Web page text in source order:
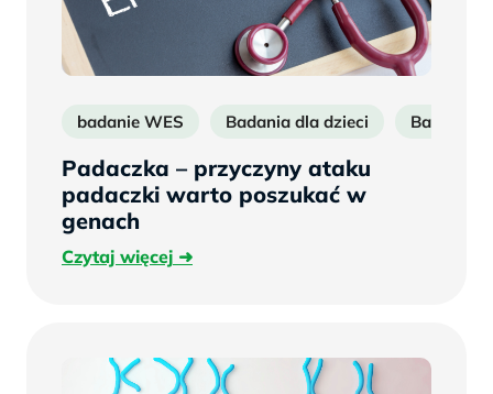
badanie WES Badania dla dzieci Badania
Padaczka – przyczyny ataku
padaczki warto poszukać w
genach
Czytaj więcejCzytaj